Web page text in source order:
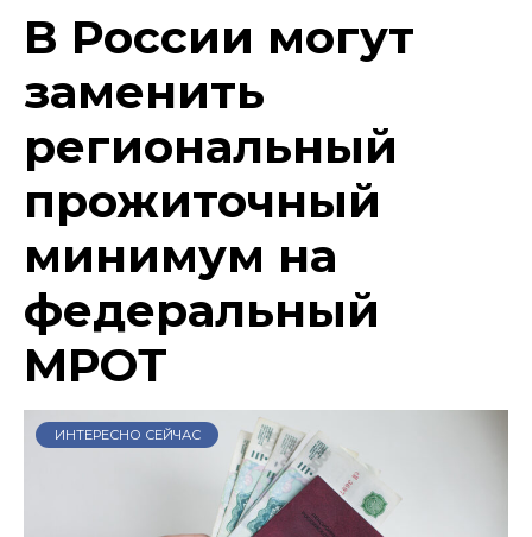
В России могут
заменить
региональный
прожиточный
минимум на
федеральный
МРОТ
ИНТЕРЕСНО СЕЙЧАС